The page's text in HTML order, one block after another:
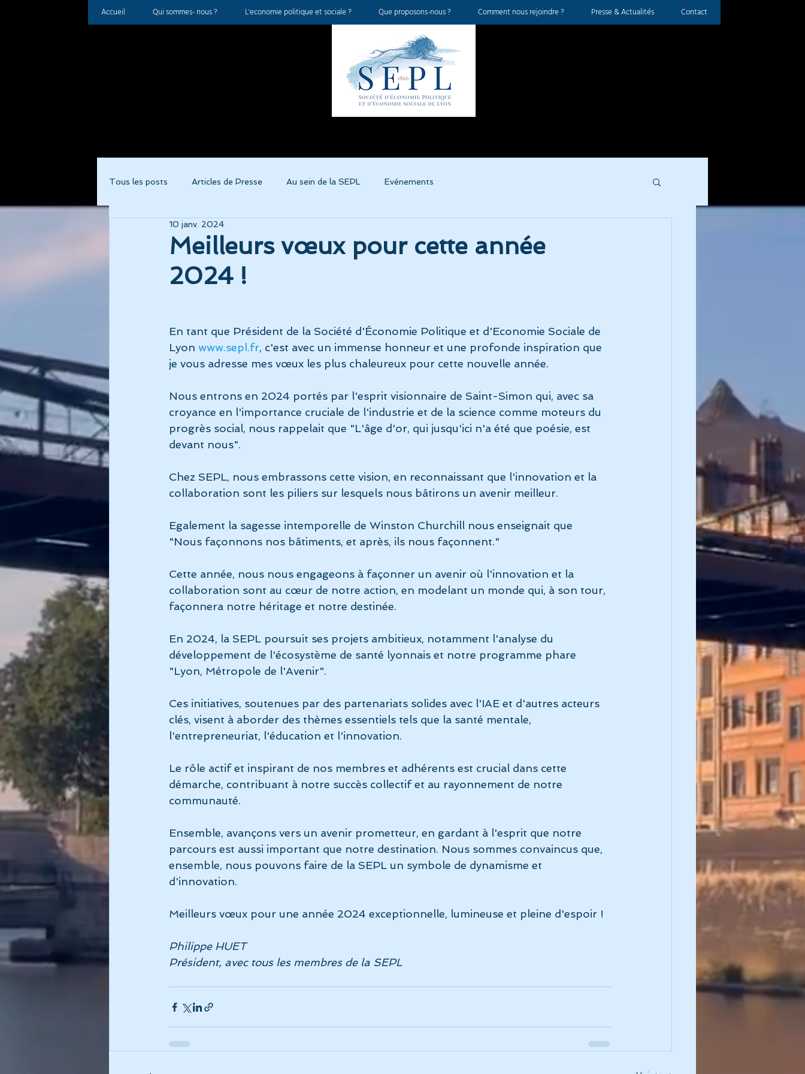
Accueil Qui sommes- nous ? L'economie politique et sociale ? Que proposons-nous ? Comment nous rejoindre ? Presse & Actualités Contact
Tous les posts Articles de Presse Au sein de la SEPL Evénements
Meilleurs vœux pour cette année
2024 !
10 janv. 2024
En tant que Président de la Société d'Économie Politique et d'Economie Sociale de
Lyon www.sepl.fr, c'est avec un immense honneur et une profonde inspiration que
je vous adresse mes vœux les plus chaleureux pour cette nouvelle année.
Nous entrons en 2024 portés par l'esprit visionnaire de Saint-Simon qui, avec sa
croyance en l'importance cruciale de l'industrie et de la science comme moteurs du
progrès social, nous rappelait que "L'âge d'or, qui jusqu'ici n'a été que poésie, est
devant nous".
Chez SEPL, nous embrassons cette vision, en reconnaissant que l'innovation et la
collaboration sont les piliers sur lesquels nous bâtirons un avenir meilleur.
Egalement la sagesse intemporelle de Winston Churchill nous enseignait que
"Nous façonnons nos bâtiments, et après, ils nous façonnent."
Cette année, nous nous engageons à façonner un avenir où l'innovation et la
collaboration sont au cœur de notre action, en modelant un monde qui, à son tour,
façonnera notre héritage et notre destinée.
En 2024, la SEPL poursuit ses projets ambitieux, notamment l'analyse du
développement de l'écosystème de santé lyonnais et notre programme phare
"Lyon, Métropole de l'Avenir".
Ces initiatives, soutenues par des partenariats solides avec l'IAE et d'autres acteurs
clés, visent à aborder des thèmes essentiels tels que la santé mentale,
l'entrepreneuriat, l'éducation et l'innovation.
Le rôle actif et inspirant de nos membres et adhérents est crucial dans cette
démarche, contribuant à notre succès collectif et au rayonnement de notre
communauté.
Ensemble, avançons vers un avenir prometteur, en gardant à l'esprit que notre
parcours est aussi important que notre destination. Nous sommes convaincus que,
ensemble, nous pouvons faire de la SEPL un symbole de dynamisme et
d'innovation.
Meilleurs vœux pour une année 2024 exceptionnelle, lumineuse et pleine d'espoir !
Philippe HUET
Président, avec tous les membres de la SEPL